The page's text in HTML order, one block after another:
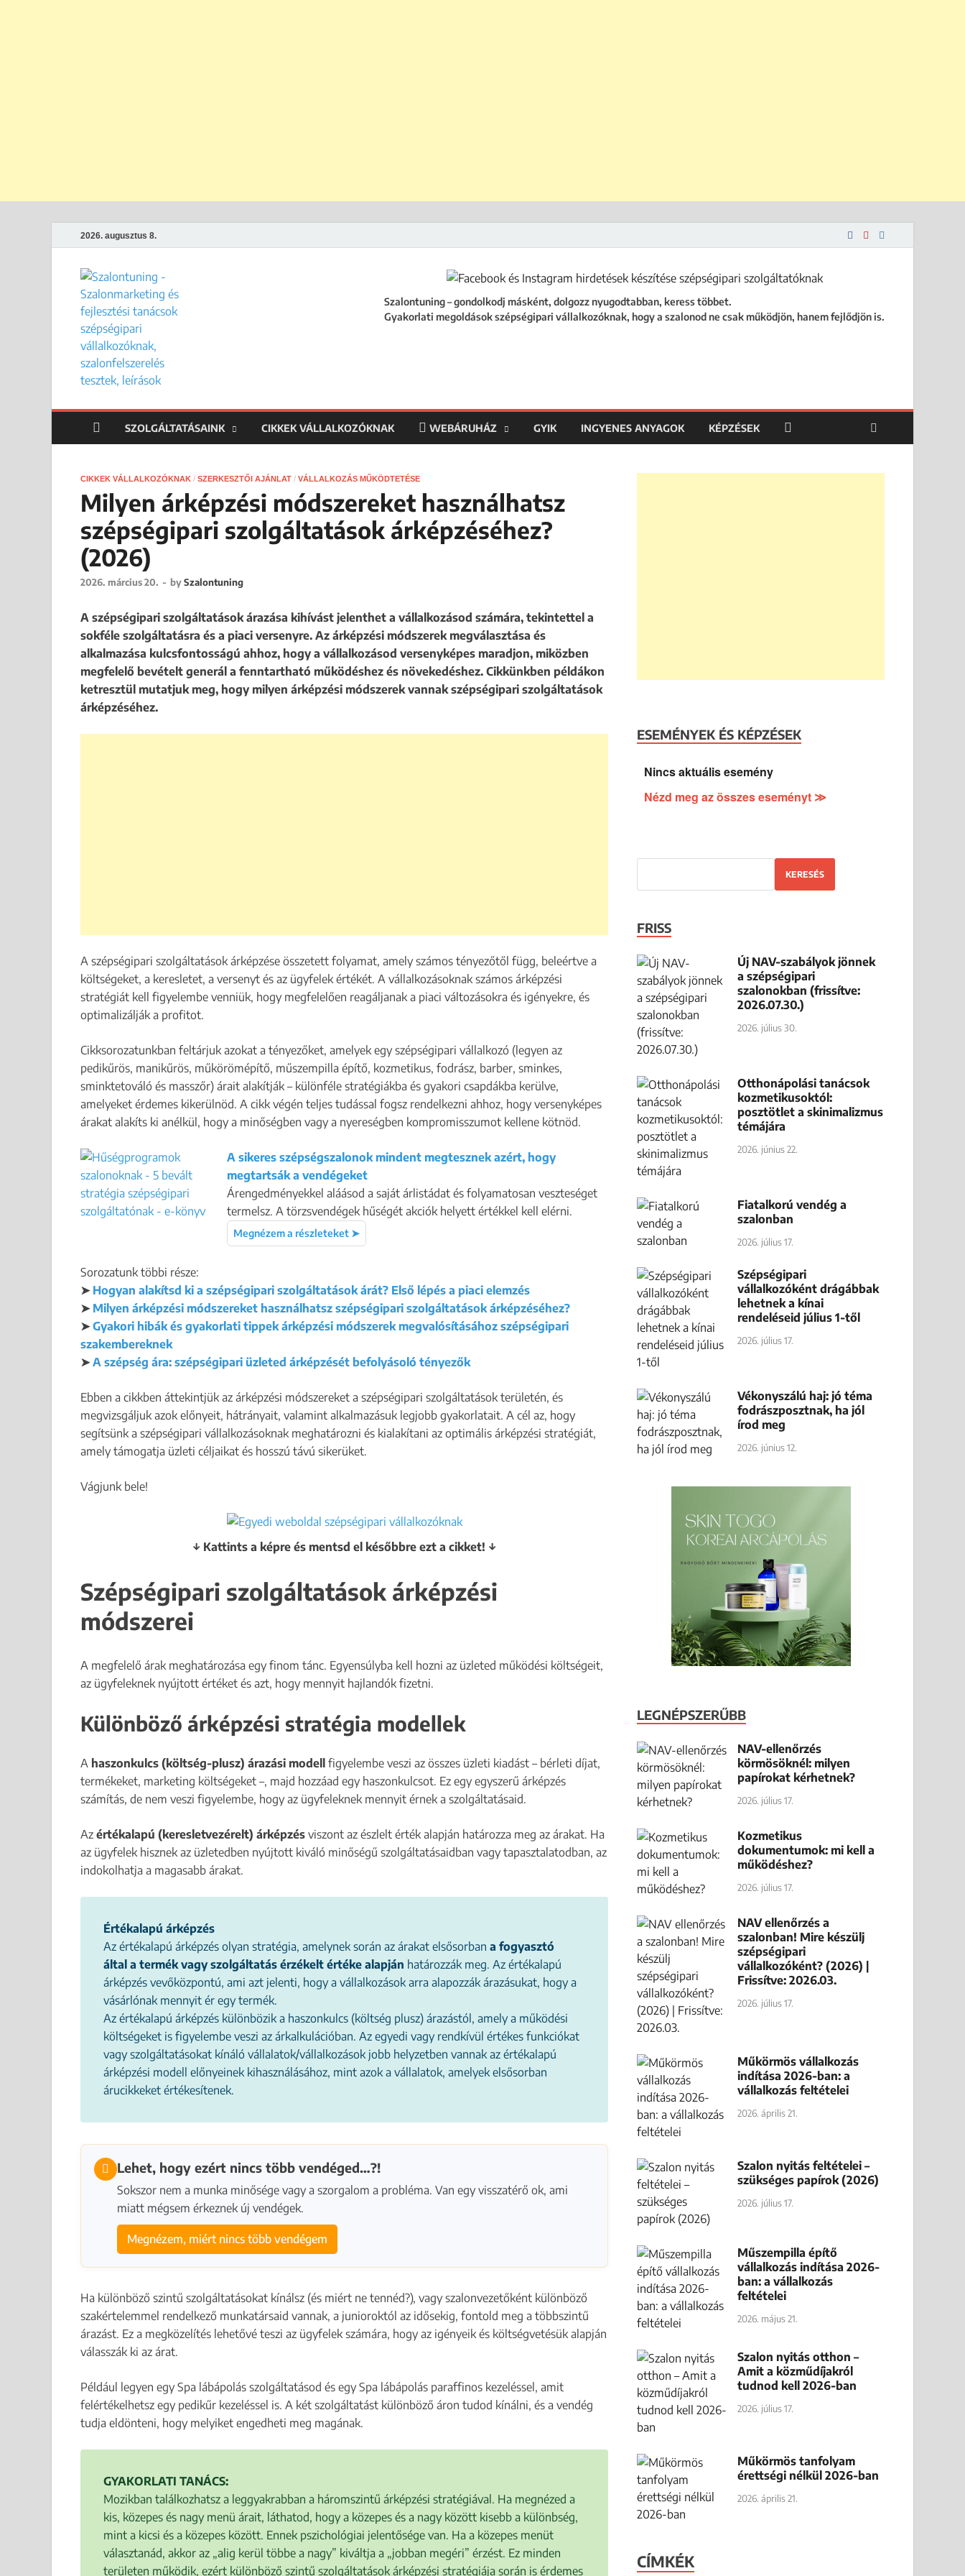
2026. augusztus 8.
Szalontuning – gondolkodj másként, dolgozz nyugodtabban, keress többet.
Gyakorlati megoldások szépségipari vállalkozóknak, hogy a szalonod ne csak működjön, hanem fejlődjön is.
SZOLGÁLTATÁSAINK CIKKEK VÁLLALKOZÓKNAK WEBÁRUHÁZ GYIK INGYENES ANYAGOK KÉPZÉSEK
CIKKEK VÁLLALKOZÓKNAK / SZERKESZTŐI AJÁNLAT / VÁLLALKOZÁS MŰKÖDTETÉSE
Milyen árképzési módszereket használhatsz
szépségipari szolgáltatások árképzéséhez?
(2026)
2026. március 20. - bySzalontuning
A szépségipari szolgáltatások árazása kihívást jelenthet a vállalkozásod számára, tekintettel a
sokféle szolgáltatásra és a piaci versenyre. Az árképzési módszerek megválasztása és
alkalmazása kulcsfontosságú ahhoz, hogy a vállalkozásod versenyképes maradjon, miközben
megfelelő bevételt generál a fenntartható működéshez és növekedéshez. Cikkünkben példákon
ketresztül mutatjuk meg, hogy milyen árképzési módszerek vannak szépségipari szolgáltatások
árképzéséhez.
A szépségipari szolgáltatások árképzése összetett folyamat, amely számos tényezőtől függ, beleértve a
költségeket, a keresletet, a versenyt és az ügyfelek értékét. A vállalkozásoknak számos árképzési
stratégiát kell figyelembe venniük, hogy megfelelően reagáljanak a piaci változásokra és igényekre, és
optimalizálják a profitot.
Cikksorozatunkban feltárjuk azokat a tényezőket, amelyek egy szépségipari vállalkozó (legyen az
pedikűrös, manikűrös, műkörömépítő, műszempilla építő, kozmetikus, fodrász, barber, sminkes,
sminktetováló és masszőr) árait alakítják – különféle stratégiákba és gyakori csapdákba kerülve,
amelyeket érdemes kikerülnöd. A cikk végén teljes tudással fogsz rendelkezni ahhoz, hogy versenyképes
árakat alakíts ki anélkül, hogy a minőségben vagy a nyereségben kompromisszumot kellene kötnöd.
A sikeres szépségszalonok mindent megtesznek azért, hogy
megtartsák a vendégeket
Árengedményekkel aláásod a saját árlistádat és folyamatosan veszteséget
termelsz. A törzsvendégek hűségét akciók helyett értékkel kell elérni.
Megnézem a részleteket ➤
Sorozatunk többi része:
➤ Hogyan alakítsd ki a szépségipari szolgáltatások árát? Első lépés a piaci elemzés
➤ Milyen árképzési módszereket használhatsz szépségipari szolgáltatások árképzéséhez?
➤Gyakori hibák és gyakorlati tippek árképzési módszerek megvalósításához szépségipari
szakembereknek
➤A szépség ára: szépségipari üzleted árképzését befolyásoló tényezők
Ebben a cikkben áttekintjük az árképzési módszereket a szépségipari szolgáltatások területén, és
megvizsgáljuk azok előnyeit, hátrányait, valamint alkalmazásuk legjobb gyakorlatait. A cél az, hogy
segítsünk a szépségipari vállalkozásoknak meghatározni és kialakítani az optimális árképzési stratégiát,
amely támogatja üzleti céljaikat és hosszú távú sikerüket.
Vágjunk bele!
↓ Kattints a képre és mentsd el későbbre ezt a cikket! ↓
Szépségipari szolgáltatások árképzési
módszerei
A megfelelő árak meghatározása egy finom tánc. Egyensúlyba kell hozni az üzleted működési költségeit,
az ügyfeleknek nyújtott értéket és azt, hogy mennyit hajlandók fizetni.
Különböző árképzési stratégia modellek
A haszonkulcs (költség-plusz) árazási modell figyelembe veszi az összes üzleti kiadást – bérleti díjat,
termékeket, marketing költségeket –, majd hozzáad egy haszonkulcsot. Ez egy egyszerű árképzés
számítás, de nem veszi figyelembe, hogy az ügyfeleknek mennyit érnek a szolgáltatásaid.
Az értékalapú (keresletvezérelt) árképzés viszont az észlelt érték alapján határozza meg az árakat. Ha
az ügyfelek hisznek az üzletedben nyújtott kiváló minőségű szolgáltatásaidban vagy tapasztalatodban, az
indokolhatja a magasabb árakat.
Értékalapú árképzés
Az értékalapú árképzés olyan stratégia, amelynek során az árakat elsősorban a fogyasztó
által a termék vagy szolgáltatás érzékelt értéke alapján határozzák meg. Az értékalapú
árképzés vevőközpontú, ami azt jelenti, hogy a vállalkozások arra alapozzák árazásukat, hogy a
vásárlónak mennyit ér egy termék.
Az értékalapú árképzés különbözik a haszonkulcs (költség plusz) árazástól, amely a működési
költségeket is figyelembe veszi az árkalkulációban. Az egyedi vagy rendkívül értékes funkciókat
vagy szolgáltatásokat kínáló vállalatok/vállalkozások jobb helyzetben vannak az értékalapú
árképzési modell előnyeinek kihasználásához, mint azok a vállalatok, amelyek elsősorban
árucikkeket értékesítenek.
Lehet, hogy ezért nincs több vendéged…?!
Sokszor nem a munka minősége vagy a szorgalom a probléma. Van egy visszatérő ok, ami
miatt mégsem érkeznek új vendégek.
Megnézem, miért nincs több vendégem
Ha különböző szintű szolgáltatásokat kínálsz (és miért ne tennéd?), vagy szalonvezetőként különböző
szakértelemmel rendelkező munkatársaid vannak, a junioroktól az idősekig, fontold meg a többszintű
árazást. Ez a megközelítés lehetővé teszi az ügyfelek számára, hogy az igényeik és költségvetésük alapján
válasszák ki az árat.
Például legyen egy Spa lábápolás szolgáltatásod és egy Spa lábápolás paraffinos kezeléssel, amit
felértékelhetsz egy pedikűr kezeléssel is. A két szolgáltatást különböző áron tudod kínálni, és a vendég
tudja eldönteni, hogy melyiket engedheti meg magának.
GYAKORLATI TANÁCS:
Mozikban találkozhatsz a leggyakrabban a háromszintű árképzési stratégiával. Ha megnézed a
kis, közepes és nagy menü árait, láthatod, hogy a közepes és a nagy között kisebb a különbség,
mint a kicsi és a közepes között. Ennek pszichológiai jelentősége van. Ha a közepes menüt
választanád, akkor az „alig kerül többe a nagy” kiváltja a „jobban megéri” érzést. Ez minden
területen működik, ezért különböző szintű szolgáltatások árképzési stratégiája során is érdemes
ESEMÉNYEK ÉS KÉPZÉSEK
Nincs aktuális esemény
Nézd meg az összes eseményt ≫
KERESÉS
FRISS
Új NAV-szabályok jönnek
a szépségipari
szalonokban (frissítve:
2026.07.30.)
2026. július 30.
Otthonápolási tanácsok
kozmetikusoktól:
posztötlet a skinimalizmus
témájára
2026. június 22.
Fiatalkorú vendég a
szalonban
2026. július 17.
Szépségipari
vállalkozóként drágábbak
lehetnek a kínai
rendeléseid július 1-től
2026. július 17.
Vékonyszálú haj: jó téma
fodrászposztnak, ha jól
írod meg
2026. június 12.
LEGNÉPSZERŰBB
NAV-ellenőrzés
körmösöknél: milyen
papírokat kérhetnek?
2026. július 17.
Kozmetikus
dokumentumok: mi kell a
működéshez?
2026. július 17.
NAV ellenőrzés a
szalonban! Mire készülj
szépségipari
vállalkozóként? (2026) |
Frissítve: 2026.03.
2026. július 17.
Műkörmös vállalkozás
indítása 2026-ban: a
vállalkozás feltételei
2026. április 21.
Szalon nyitás feltételei –
szükséges papírok (2026)
2026. július 17.
Műszempilla építő
vállalkozás indítása 2026-
ban: a vállalkozás
feltételei
2026. május 21.
Szalon nyitás otthon –
Amit a közműdíjakról
tudnod kell 2026-ban
2026. július 17.
Műkörmös tanfolyam
érettségi nélkül 2026-ban
2026. április 21.
CÍMKÉK